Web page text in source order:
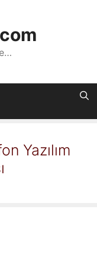
Yazılım